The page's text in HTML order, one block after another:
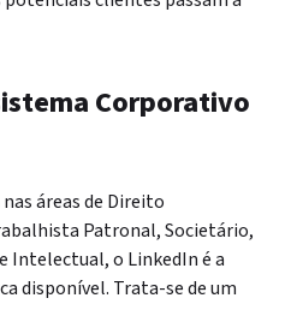
Corporativo
áreas de Direito
Patronal, Societário,
Intelectual, o LinkedIn é a
disponível. Trata-se de um